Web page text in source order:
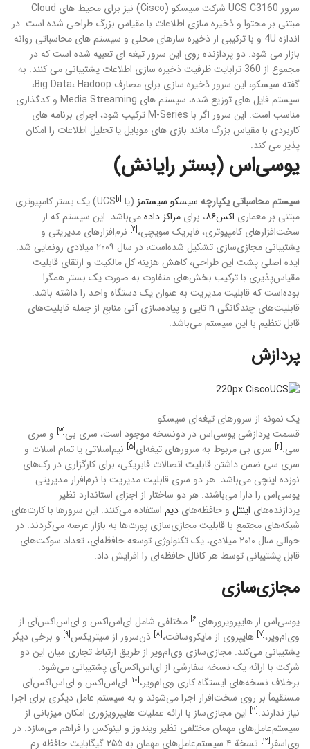
سرور UCS C3160 شرکت سیسکو (Cisco) نیز برای محیط های Cloud
مبتنی بر محتوا و ذخیره سازی اطلاعات با مقیاس بزرگ طراحی شده است. در
اندازه 4U و با ترکیبی از ذخیره سازهای محلی و سیستم های محاسباتی روانه
بازار می شود. دو پردازنده روی این سرور تیغه ای تعبیه شده است که در
مجموع از 360 ترابایت ظرفیت ذخیره سازی اطلاعات پشتیبانی می کنند. به
گفته سیسکو، این سرور ذخیره سازی برای مصارف Big Data، Hadoop،
سیستم فایل های توزیع شده، سیستم های Media Streaming و کدگذاری
مناسب است. این سرور اگر با M-Series ترکیب شود، اجرای برنامه های
کاربردی با مقیاس بزرگ مانند بازی های موبایل یا تحلیل اطلاعات را امکان
پذیر می کند.
یوسی‌اس (بستر رایانش)
سیستم محاسباتی یکپارچه سیسکو سیستمز (یا UCS [۱]
) یک بستر کامپیوتری
مبتنی بر معماری اکس۸۶ ، برای مراکز دادهمی‌باشد. این سیستم که از
سخت‌افزارهای کامپیوتری، فابریک سویچی،[۲]
نرم‌افزارهای مدیریتی و
پشتیبانی مجازی‌سازی تشکیل شده‌است، در سال ۲۰۰۹ میلادی رونمایی شد.
ایده اصلی پشت این طراحی، کاهش هزینه کل مالکیت و ارتقای قابلیت
مقیاس‌پذیری با ترکیب بخش‌های متفاوت به صورت یک بستر همگرا
بوده‌است که قابلیت مدیریت به عنوان یک دستگاه واحد را داشته باشد.
قابلیت‌های چندگانگی n تایی و پیاده‌سازی آنی منابع از جمله قابلیت‌های
قابل تنظیم با این سیستم می‌باشد.
پردازش
یک نمونه از سرورهای تیغه‌ای سیسکو
قسمت پردازشی یوسی‌اس در دونسخه موجود است، سری بی[۳]
و سری
سی.[۴] سری بی مربوط به سرورهای تیغه‌ای[۵]
نیم‌اسلاتی یا تمام اسلات و
سری سی ضمن داشتن قابلیت اتصالات فابریکی، برای کارگزاری در رک‌های
نوزده اینچی می‌باشد. هر دو سری قابلیت مدیریت با نرم‌افزار مدیریتی
یوسی‌اس را دارا می‌باشند. هر دو ساختار از اجزای استاندارد نظیر
پردازنده‌های اینتل و حافظه‌های دیم استفاده می‌کنند. این سرورها با کارت‌های
شبکه‌های مجتمع با قابلیت مجازی‌سازی پورت‌ها به بازار عرضه می‌گردند. در
حوالی سال ۲۰۱۰ میلادی، یک تکنولوژی توسعه حافظه‌ای، تعداد سوکت‌های
قابل پشتیبانی توسط هر کانال حافظه‌ای را افزایش داد.
مجازی‌سازی
یوسی‌اس از هایپرویزورهای[۶]
مختلفی شامل ای‌اس‌اکس و ای‌اس‌اکس‌آی از
وی‌ام‌ویر،[۷] هایپروی از مایکروسافت،[۸] ذن‌سرور از سیتریکس[۹]
و برخی دیگر
پشتیبانی می‌کند. مجازی‌سازی وی‌ام‌ویر از طریق ارتباط تجاری میان این دو
شرکت با ارائه یک نسخه سفارشی از ای‌اس‌اکس‌آی پشتیبانی می‌شود.
برخلاف نسخه‌های ایستگاه کاری وی‌ام‌ویر،[۱۰]
ای‌اس‌اکس و ای‌اس‌اکس‌آی
مستقیماً بر روی سخت‌افزار اجرا می‌شوند و به سیستم عامل دیگری برای اجرا
نیاز ندارند.[۱۱]
این مجازی‌ساز با ارائه عملیات هایپرویزوری امکان میزبانی از
سیستم‌عامل‌های مهمان مختلفی نظیر ویندوز و لینوکس را فراهم می‌سازد. در
وی‌اسفر [۱۲] نسخهّ ۴ سیستم‌عامل‌های مهمان به ۲۵۵ گیگابایت حافظه رم